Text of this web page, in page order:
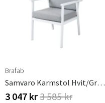
Brafab
Samvaro Karmstol Hvit/grå Brafab
3 047 kr3 585 kr